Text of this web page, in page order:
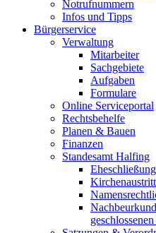
Notrufnummern
Infos und Tipps
Bürgerservice
Verwaltung
Mitarbeiter
Sachgebiete
Aufgaben
Formulare
Online Serviceportal
Rechtsbehelfe
Planen & Bauen
Finanzen
Standesamt Halfing
Kirchenaustritt